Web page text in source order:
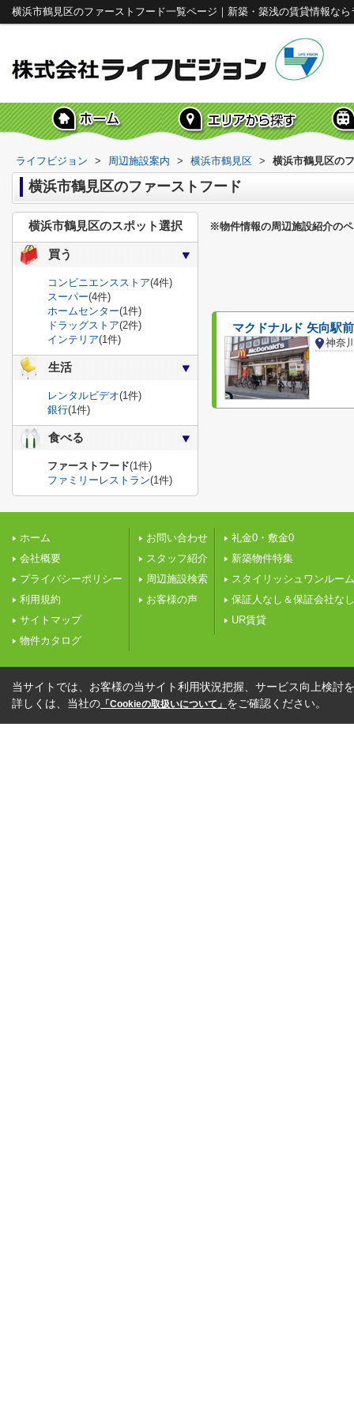
横浜市鶴見区のファーストフード一覧ページ｜新築・築浅の賃貸情報な
ライフビジョン > 周辺施設案内 > 横浜市鶴見区 > 横浜市鶴見区の
横浜市鶴見区のファーストフード
※物件情報の周辺施設紹介の
マクドナルド 矢向駅
横浜市鶴見区のスポット選択
買う
コンビニエンスストア(4件)
スーパー(4件)
ホームセンター(1件)
ドラッグストア(2件)
インテリア(1件)
生活
レンタルビデオ(1件)
銀行(1件)
食べる
ファーストフード(1件)
ファミリーレストラン(1件)
ホーム
会社概要
プライバシーポリシー
利用規約
サイトマップ
物件カタログ
お問い合わせ
スタッフ紹介
周辺施設検索
お客様の声
礼金0・敷金0
新築物件特集
スタイリッシュワンルーム
保証人なし＆保証会社なし
UR賃貸
当サイトでは、お客様の当サイト利用状況把握、サービス向上検討
詳しくは、当社の 「Cookieの取扱いについて」 をご確認ください。